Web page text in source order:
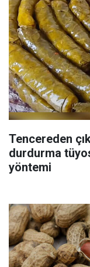
Tencereden
durdurma
yöntemi